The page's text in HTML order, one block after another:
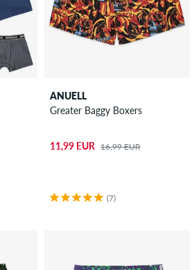
ANUELL
Greater Baggy Boxers
11,99 EUR 16,99 EUR
(7)